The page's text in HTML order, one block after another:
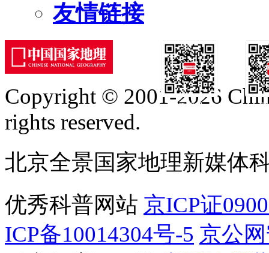
友情链接
订阅号
Copyright © 2001-2026
rights reserved.
北京全景国家地理新媒体
优秀科普网站 京ICP证
ICP备10014304号-5 京公